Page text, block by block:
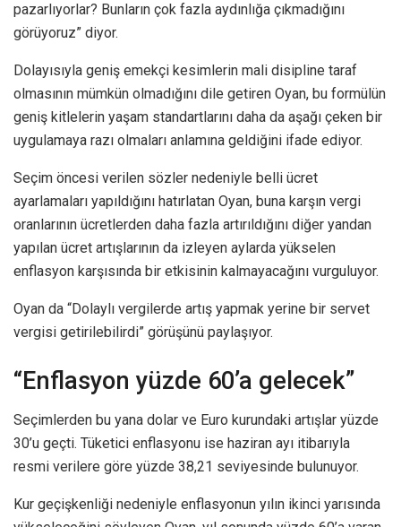
pazarlıyorlar? Bunların çok fazla aydınlığa çıkmadığını
görüyoruz” diyor.
Dolayısıyla geniş emekçi kesimlerin mali disipline taraf
olmasının mümkün olmadığını dile getiren Oyan, bu formülün
geniş kitlelerin yaşam standartlarını daha da aşağı çeken bir
uygulamaya razı olmaları anlamına geldiğini ifade ediyor.
Seçim öncesi verilen sözler nedeniyle belli ücret
ayarlamaları yapıldığını hatırlatan Oyan, buna karşın vergi
oranlarının ücretlerden daha fazla artırıldığını diğer yandan
yapılan ücret artışlarının da izleyen aylarda yükselen
enflasyon karşısında bir etkisinin kalmayacağını vurguluyor.
Oyan da “Dolaylı vergilerde artış yapmak yerine bir servet
vergisi getirilebilirdi” görüşünü paylaşıyor.
“Enflasyon yüzde 60’a gelecek”
Seçimlerden bu yana dolar ve Euro kurundaki artışlar yüzde
30’u geçti. Tüketici enflasyonu ise haziran ayı itibarıyla
resmi verilere göre yüzde 38,21 seviyesinde bulunuyor.
Kur geçişkenliği nedeniyle enflasyonun yılın ikinci yarısında